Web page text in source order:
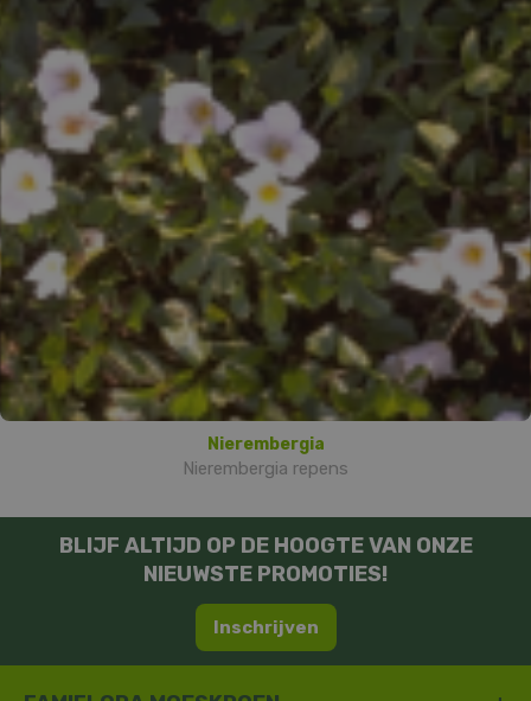
Nierembergia
Nierembergia repens
BLIJF ALTIJD OP DE HOOGTE VAN ONZE
NIEUWSTE PROMOTIES!
Inschrijven